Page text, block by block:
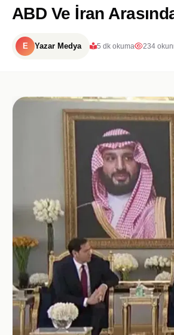
ABD Ve İran
E Yazar Medya 5 dk okuma 234